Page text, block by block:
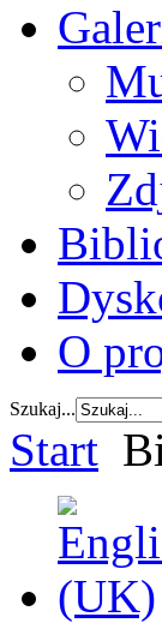
O
Szukaj...
Start